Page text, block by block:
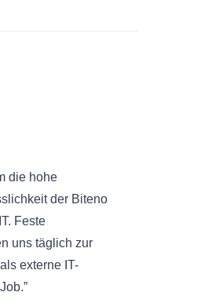
die hohe
der Biteno
Feste
uns täglich zur
externe IT-